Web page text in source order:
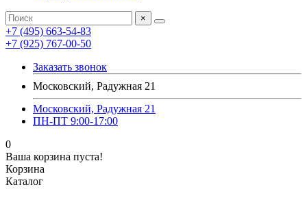
×
+7 (495) 663-54-83
+7 (925) 767-00-50
Заказать звонок
Московский, Радужная 21
Московский, Радужная 21
ПН-ПТ 9:00-17:00
0
Ваша корзина пуста!
Корзина
Каталог